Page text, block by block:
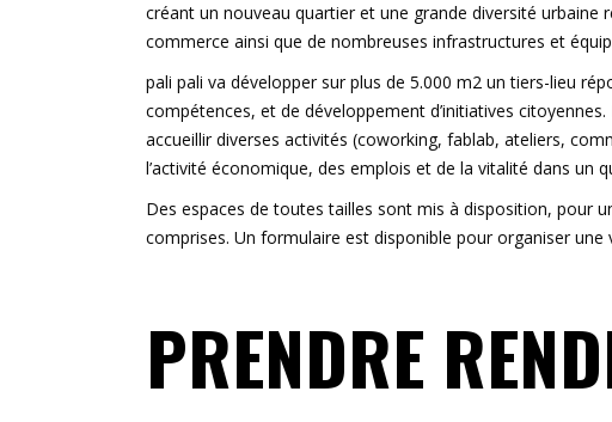
créant un nouveau quartier et une grande diversité
commerce ainsi que de nombreuses infrastructures et
pali pali va développer sur plus de 5.000 m2 un tiers-lieu
compétences, et de développement d’initiatives
accueillir diverses activités (coworking, fablab, ateliers,
l’activité économique, des emplois et de la vitalité dans un
Des espaces de toutes tailles sont mis à disposition, pour
comprises. Un formulaire est disponible pour organiser une
PRENDRE